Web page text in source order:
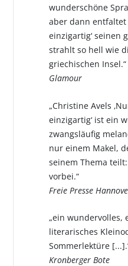
wunderschöne
aber dann
einzigartig‘ seinen
strahlt so hell wie
griechischen Insel.“
Glamour
„Christine Avels
einzigartig‘ ist ein
zwangsläufig
nur einem Makel,
seinem Thema
vorbei.“
Freie Presse
„ein wundervolles,
literarisches
Sommerlektüre
Kronberger Bote